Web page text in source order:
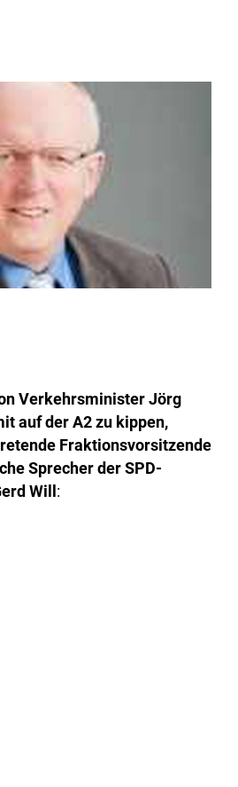
Verkehrsminister Jörg
auf der A2 zu kippen,
Fraktionsvorsitzende
Sprecher der SPD-
Will :